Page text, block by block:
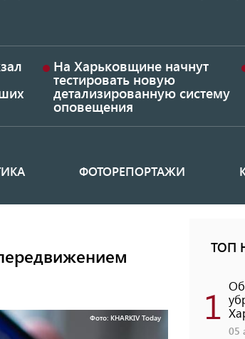
На Харьковщине начнут
тестировать новую
детализированную систему
оповещения
ФОТОРЕПОРТАЖИ
Фото: KHARKIV Today
ТОП
1
05